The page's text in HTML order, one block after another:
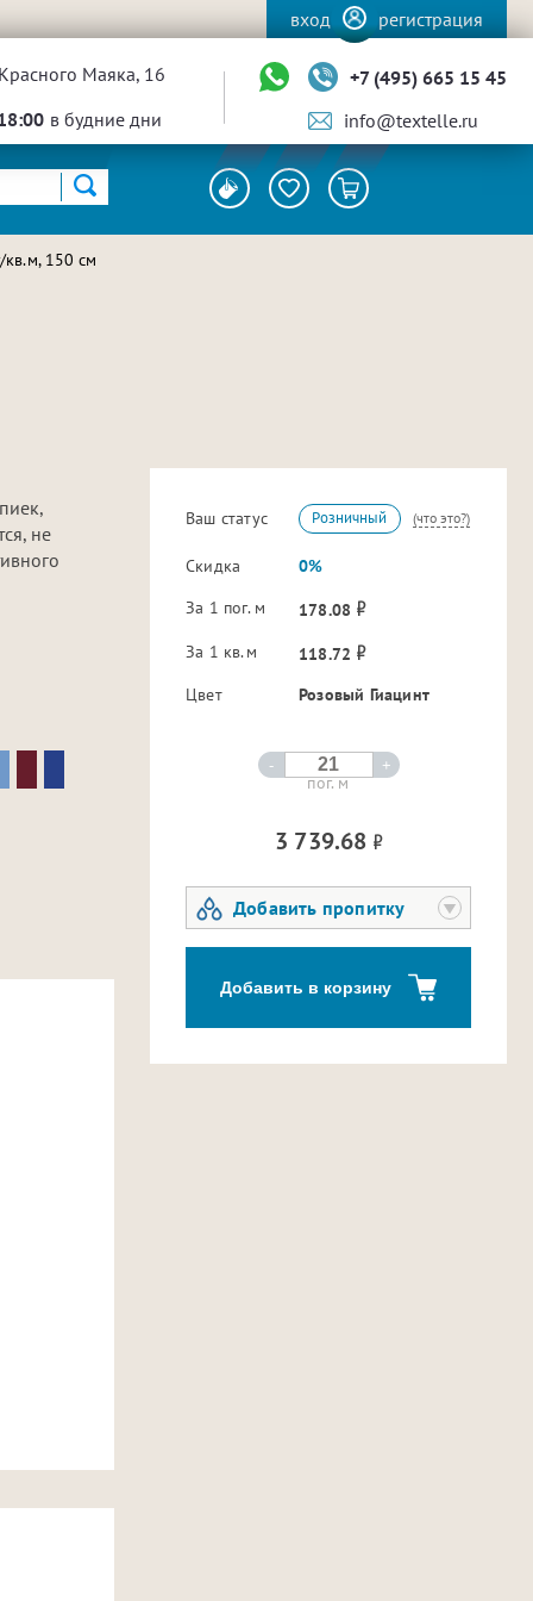
вход регистрация
Маяка, 16
в будние дни
+7 (495) 665 15 45
info@textelle.ru
150 см
не
Ваш статус Розничный (что это?)
Скидка
0%
За 1 пог. м
178.08
За 1 кв.м
118.72
Цвет
Розовый Гиацинт
- +
пог. м
3 739.68
Добавить пропитку
Добавить в корзину